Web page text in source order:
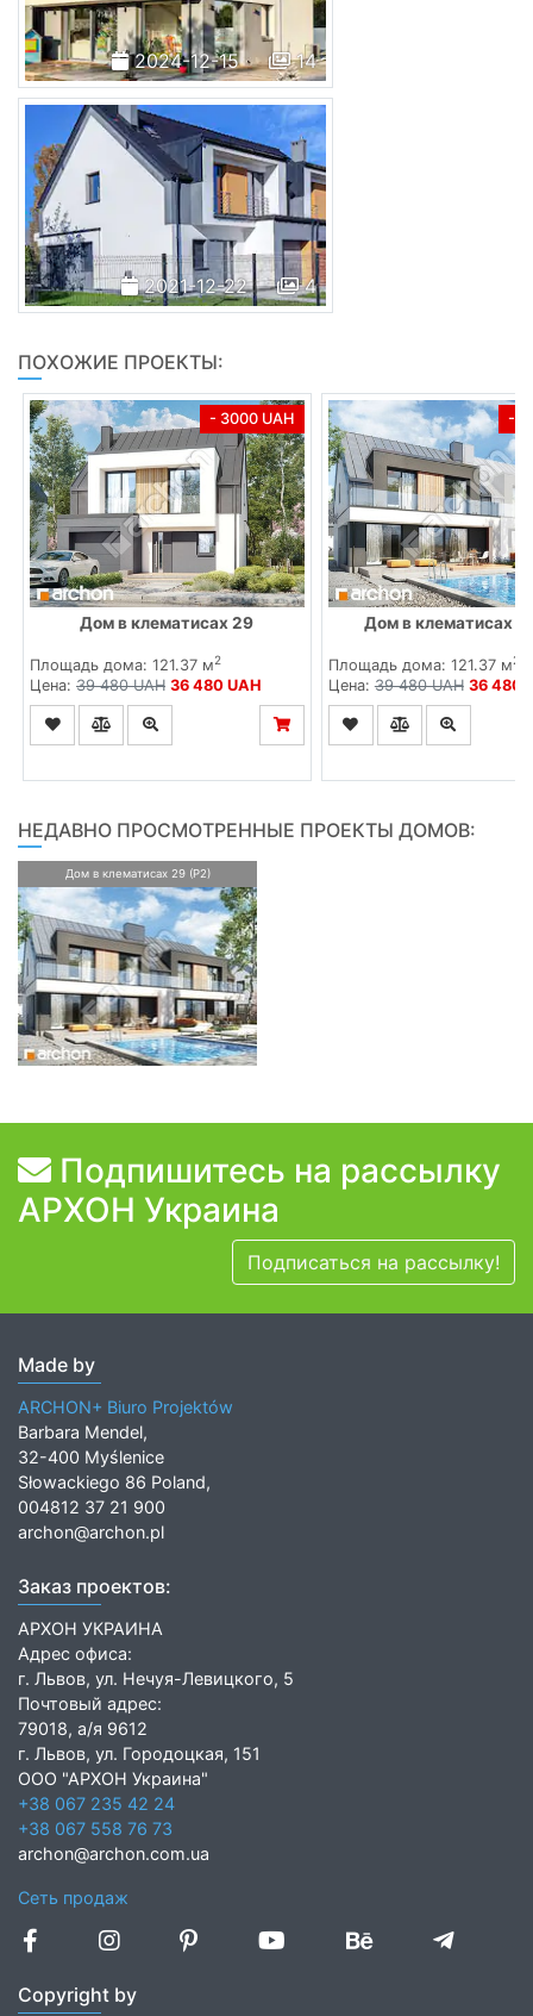
2024-12-15 14
2021-12-22 4
ПОХОЖИЕ ПРОЕКТЫ:
- 3000 UAH
Дом в клематисах 29
Площадь дома: 121.37 м2
Цена: 39 480 UAH 36 480 UAH
-
Дом в клематисах
Площадь дома: 121.37 м2
Цена:39 480 UAH 36 480
НЕДАВНО ПРОСМОТРЕННЫЕ ПРОЕКТЫ ДОМОВ:
Дом в клематисах 29 (Р2)
Подпишитесь на рассылку
АРХОН Украина
Подписаться на рассылку!
Made by
ARCHON+ Biuro Projektów
Barbara Mendel,
32-400 Myślenice
Słowackiego 86 Poland,
004812 37 21 900
archon@archon.pl
Заказ проектов:
АРХОН УКРАИНА
Адрес офиса:
г. Львов, ул. Нечуя-Левицкого, 5
Почтовый адрес:
79018, а/я 9612
г. Львов, ул. Городоцкая, 151
ООО "АРХОН Украина"
+38 067 235 42 24
+38 067 558 76 73
archon@archon.com.ua
Сеть продаж
Copyright by